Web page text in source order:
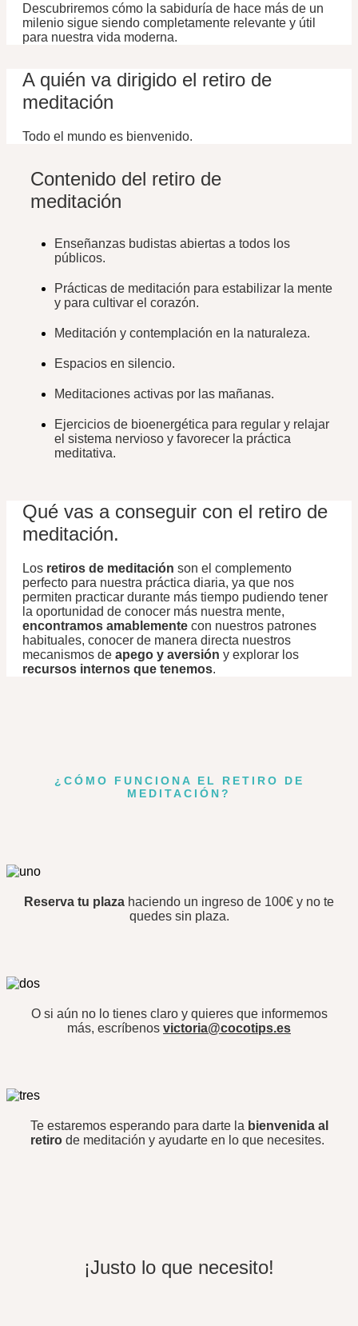
Descubriremos cómo la sabiduría de hace más de un
milenio sigue siendo completamente relevante y útil
para nuestra vida moderna.
A quién va dirigido el retiro de
meditación
Todo el mundo es bienvenido.
Contenido del retiro de
meditación
Enseñanzas budistas abiertas a todos los
públicos.
Prácticas de meditación para estabilizar la mente
y para cultivar el corazón.
Meditación y contemplación en la naturaleza.
Espacios en silencio.
Meditaciones activas por las mañanas.
Ejercicios de bioenergética para regular y relajar
el sistema nervioso y favorecer la práctica
meditativa.
Qué vas a conseguir con el retiro de
meditación.
Los retiros de meditación son el complemento
perfecto para nuestra práctica diaria, ya que nos
permiten practicar durante más tiempo pudiendo tener
la oportunidad de conocer más nuestra mente,
encontramos amablemente con nuestros patrones
habituales, conocer de manera directa nuestros
mecanismos de apego y aversión y explorar los
recursos internos que tenemos.
¿CÓMO FUNCIONA EL RETIRO DE
MEDITACIÓN?
Reserva tu plaza haciendo un ingreso de 100€ y no te
quedes sin plaza.
O si aún no lo tienes claro y quieres que informemos
más, escríbenos victoria@cocotips.es
Te estaremos esperando para darte la bienvenida al
retiro de meditación y ayudarte en lo que necesites.
¡Justo lo que necesito!